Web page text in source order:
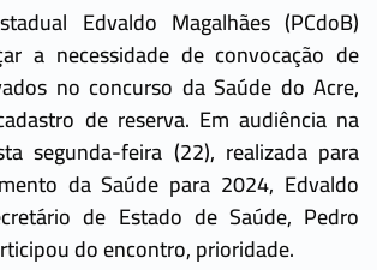
Edvaldo Magalhães (PCdoB)
a necessidade de convocação de
no concurso da Saúde do Acre,
de reserva. Em audiência na
segunda-feira (22), realizada para
da Saúde para 2024, Edvaldo
de Estado de Saúde, Pedro
do encontro, prioridade.